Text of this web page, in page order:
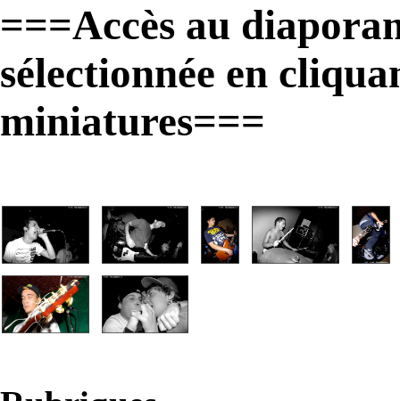
===Accès au
sélectionnée en
miniatures===